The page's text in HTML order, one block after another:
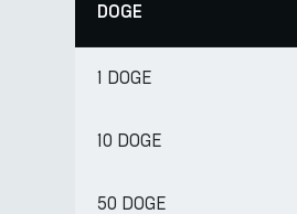
DOGE
1 DOGE
10 DOGE
50 DOGE